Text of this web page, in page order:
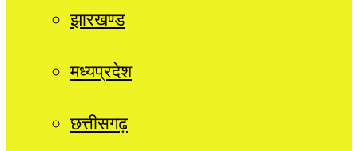
झारखण्ड
मध्यप्रदेश
छत्तीसगढ़